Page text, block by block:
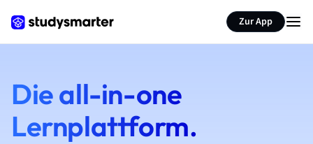
Zur App
Die all-in-one
Lernplattform.